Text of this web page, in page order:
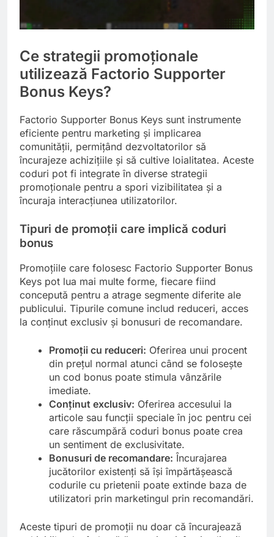
Ce strategii promoționale
utilizează Factorio Supporter
Bonus Keys?
Factorio Supporter Bonus Keys sunt instrumente
eficiente pentru marketing și implicarea
comunității, permițând dezvoltatorilor să
încurajeze achizițiile și să cultive loialitatea. Aceste
coduri pot fi integrate în diverse strategii
promoționale pentru a spori vizibilitatea și a
încuraja interacțiunea utilizatorilor.
Tipuri de promoții care implică coduri
bonus
Promoțiile care folosesc Factorio Supporter Bonus
Keys pot lua mai multe forme, fiecare fiind
concepută pentru a atrage segmente diferite ale
publicului. Tipurile comune includ reduceri, acces
la conținut exclusiv și bonusuri de recomandare.
Promoții cu reduceri: Oferirea unui procent
din prețul normal atunci când se folosește
un cod bonus poate stimula vânzările
imediate.
Conținut exclusiv: Oferirea accesului la
articole sau funcții speciale în joc pentru cei
care răscumpără coduri bonus poate crea
un sentiment de exclusivitate.
Bonusuri de recomandare: Încurajarea
jucătorilor existenți să își împărtășească
codurile cu prietenii poate extinde baza de
utilizatori prin marketingul prin recomandări.
Aceste tipuri de promoții nu doar că încurajează